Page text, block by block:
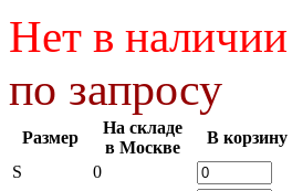
Нет в наличии
по запросу
Размер
На складе
в Москве
В корзину
S
0